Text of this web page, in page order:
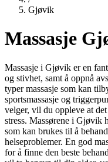
Gjøvik
Massasje
Massasje i Gjøvik er en
og stivhet, samt å oppnå
typer massasje som kan
sportsmassasje og
velger, vil du oppleve at
stress. Massørene i Gjøvik
som kan brukes til å
helseproblemer. En god
for å finne den beste